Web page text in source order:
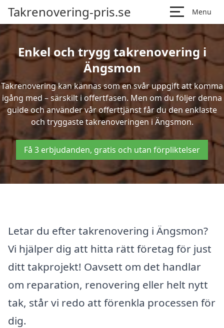
Takrenovering-pris.se Menu
Enkel och trygg takrenovering i
Ängsmon
Takrenovering kan kännas som en svår uppgift att komma
igång med – särskilt i offertfasen. Men om du följer denna
guide och använder vår offerttjänst får du den enklaste
och tryggaste takrenoveringen i Ängsmon.
Få 3 erbjudanden, gratis och utan förpliktelser
Letar du efter takrenovering i Ängsmon?
Vi hjälper dig att hitta rätt företag för just
ditt takprojekt! Oavsett om det handlar
om reparation, renovering eller helt nytt
tak, står vi redo att förenkla processen för
dig.